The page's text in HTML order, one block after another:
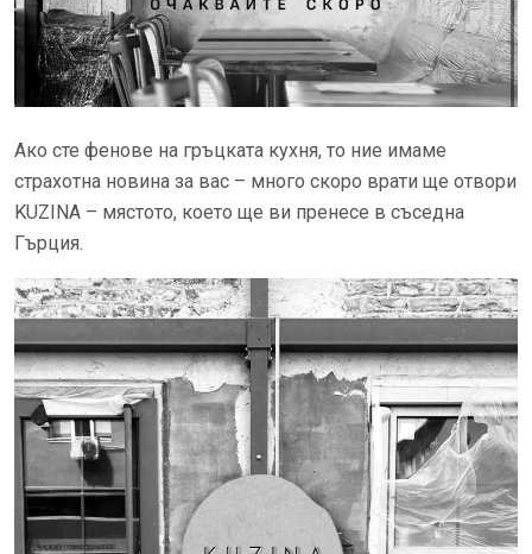
Ако сте фенове на гръцката кухня, то ние имаме
страхотна новина за вас – много скоро врати ще отвори
KUZINA – мястото, което ще ви пренесе в съседна
Гърция.